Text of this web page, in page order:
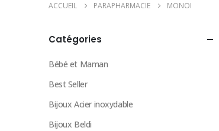
ACCUEIL PARAPHARMACIE MONOI
Catégories
Bébé et Maman
Best Seller
Bijoux Acier inoxydable
Bijoux Beldi